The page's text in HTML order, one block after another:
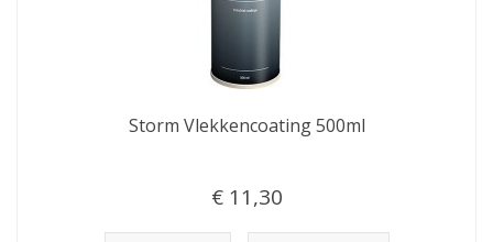
Storm Vlekkencoating 500ml
€ 11,30